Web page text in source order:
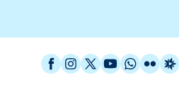
Facebook
Instagram
X / Twitter
YouTubeFlickr